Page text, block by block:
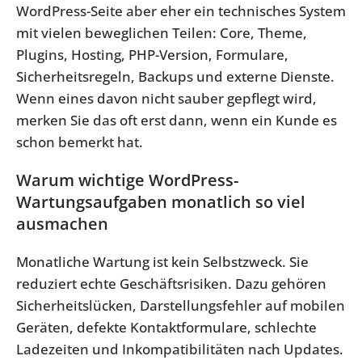
WordPress-Seite aber eher ein technisches System
mit vielen beweglichen Teilen: Core, Theme,
Plugins, Hosting, PHP-Version, Formulare,
Sicherheitsregeln, Backups und externe Dienste.
Wenn eines davon nicht sauber gepflegt wird,
merken Sie das oft erst dann, wenn ein Kunde es
schon bemerkt hat.
Warum wichtige WordPress-
Wartungsaufgaben monatlich so viel
ausmachen
Monatliche Wartung ist kein Selbstzweck. Sie
reduziert echte Geschäftsrisiken. Dazu gehören
Sicherheitslücken, Darstellungsfehler auf mobilen
Geräten, defekte Kontaktformulare, schlechte
Ladezeiten und Inkompatibilitäten nach Updates.